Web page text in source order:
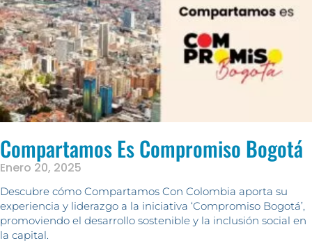
Compartamos Es Compromiso Bogotá
Enero 20, 2025
Descubre cómo Compartamos Con Colombia aporta su
experiencia y liderazgo a la iniciativa ‘Compromiso Bogotá’,
promoviendo el desarrollo sostenible y la inclusión social en
la capital.